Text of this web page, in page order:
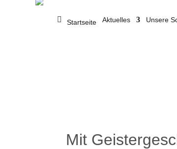
Startseite Aktuelles Unsere
Mit